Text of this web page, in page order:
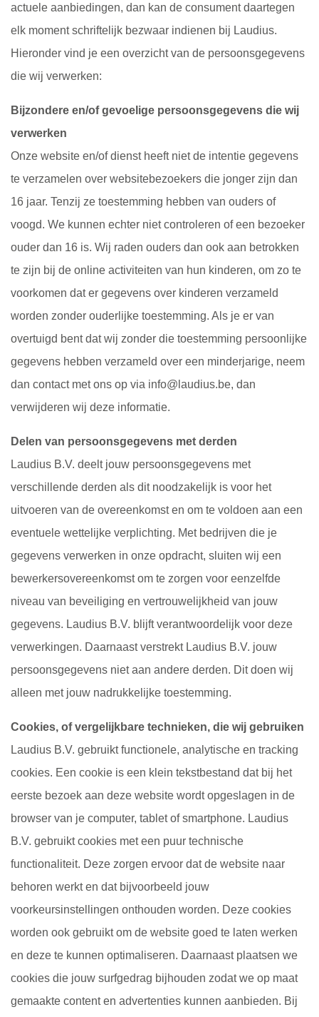
actuele aanbiedingen, dan kan de consument daartegen
elk moment schriftelijk bezwaar indienen bij Laudius.
Hieronder vind je een overzicht van de persoonsgegevens
die wij verwerken:
Bijzondere en/of gevoelige persoonsgegevens die wij
verwerken
Onze website en/of dienst heeft niet de intentie gegevens
te verzamelen over websitebezoekers die jonger zijn dan
16 jaar. Tenzij ze toestemming hebben van ouders of
voogd. We kunnen echter niet controleren of een bezoeker
ouder dan 16 is. Wij raden ouders dan ook aan betrokken
te zijn bij de online activiteiten van hun kinderen, om zo te
voorkomen dat er gegevens over kinderen verzameld
worden zonder ouderlijke toestemming. Als je er van
overtuigd bent dat wij zonder die toestemming persoonlijke
gegevens hebben verzameld over een minderjarige, neem
dan contact met ons op via info@laudius.be, dan
verwijderen wij deze informatie.
Delen van persoonsgegevens met derden
Laudius B.V. deelt jouw persoonsgegevens met
verschillende derden als dit noodzakelijk is voor het
uitvoeren van de overeenkomst en om te voldoen aan een
eventuele wettelijke verplichting. Met bedrijven die je
gegevens verwerken in onze opdracht, sluiten wij een
bewerkersovereenkomst om te zorgen voor eenzelfde
niveau van beveiliging en vertrouwelijkheid van jouw
gegevens. Laudius B.V. blijft verantwoordelijk voor deze
verwerkingen. Daarnaast verstrekt Laudius B.V. jouw
persoonsgegevens niet aan andere derden. Dit doen wij
alleen met jouw nadrukkelijke toestemming.
Cookies, of vergelijkbare technieken, die wij gebruiken
Laudius B.V. gebruikt functionele, analytische en tracking
cookies. Een cookie is een klein tekstbestand dat bij het
eerste bezoek aan deze website wordt opgeslagen in de
browser van je computer, tablet of smartphone. Laudius
B.V. gebruikt cookies met een puur technische
functionaliteit. Deze zorgen ervoor dat de website naar
behoren werkt en dat bijvoorbeeld jouw
voorkeursinstellingen onthouden worden. Deze cookies
worden ook gebruikt om de website goed te laten werken
en deze te kunnen optimaliseren. Daarnaast plaatsen we
cookies die jouw surfgedrag bijhouden zodat we op maat
gemaakte content en advertenties kunnen aanbieden. Bij